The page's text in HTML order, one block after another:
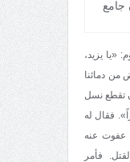
جامع
«يا يزيد،
من دمائنا
تقطع نسل
فقال له
عفوت عنه
فأمر